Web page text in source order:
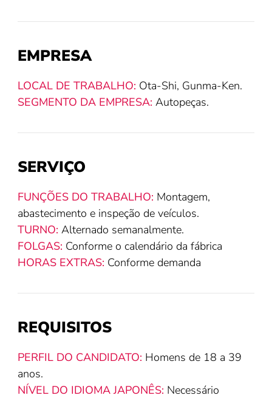
EMPRESA
LOCAL DE TRABALHO: Ota-Shi, Gunma-Ken.
SEGMENTO DA EMPRESA: Autopeças.
SERVIÇO
FUNÇÕES DO TRABALHO: Montagem,
abastecimento e inspeção de veículos.
TURNO: Alternado semanalmente.
FOLGAS: Conforme o calendário da fábrica
HORAS EXTRAS: Conforme demanda
REQUISITOS
PERFIL DO CANDIDATO: Homens de 18 a 39
anos.
NÍVEL DO IDIOMA JAPONÊS: Necessário